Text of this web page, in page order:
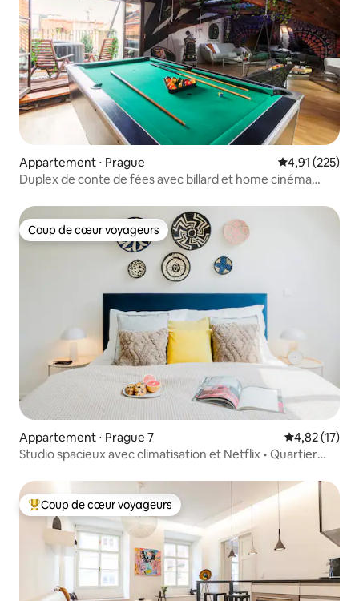
Appartement ⋅ Prague Évaluation
4,91 (225)
Duplex de conte de fées avec billard et home cinéma
Coup de cœur voyageurs
Coup de cœur voyageurs
Appartement ⋅ Prague 7 Évaluation
4,82 (17)
Studio spacieux avec climatisation et Netflix • Quartier
Coups de cœur voyageurs les plus appréciés
Coup de cœur voyageurs